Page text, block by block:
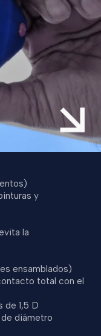
y
la
ensamblados)
total con el
de 1,5 D
de diámetro